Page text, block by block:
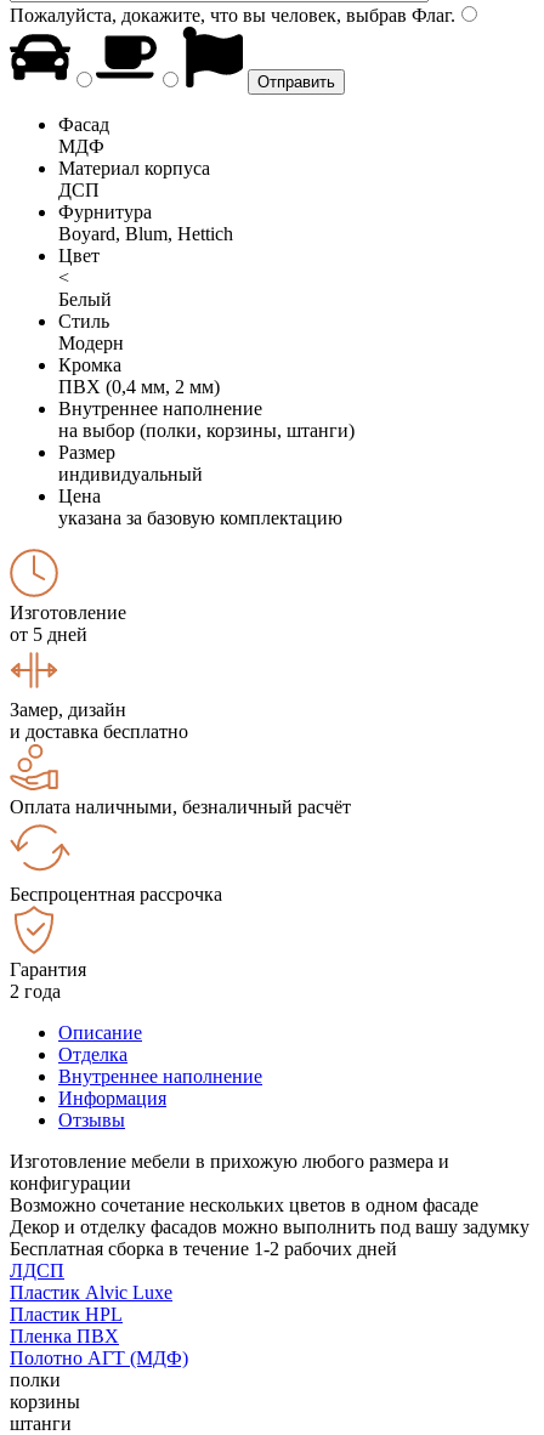
Пожалуйста, докажите, что вы человек, выбрав Флаг.
Фасад
МДФ
Материал корпуса
ДСП
Фурнитура
Boyard, Blum, Hettich
Цвет
<
Белый
Стиль
Модерн
Кромка
ПВХ (0,4 мм, 2 мм)
Внутреннее наполнение
на выбор (полки, корзины, штанги)
Размер
индивидуальный
Цена
указана за базовую комплектацию
Изготовление
от 5 дней
Замер, дизайн
и доставка бесплатно
Оплата наличными, безналичный расчёт
Беспроцентная рассрочка
Гарантия
2 года
Описание
Отделка
Внутреннее наполнение
Информация
Отзывы
Изготовление мебели в прихожую любого размера и
конфигурации
Возможно сочетание нескольких цветов в одном фасаде
Декор и отделку фасадов можно выполнить под вашу задумку
Бесплатная сборка в течение 1-2 рабочих дней
ЛДСП
Пластик Alvic Luxe
Пластик HPL
Пленка ПВХ
Полотно АГТ (МДФ)
полки
корзины
штанги